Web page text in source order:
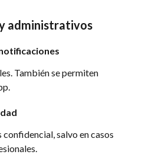
administrativos
También se permiten
salvo en casos